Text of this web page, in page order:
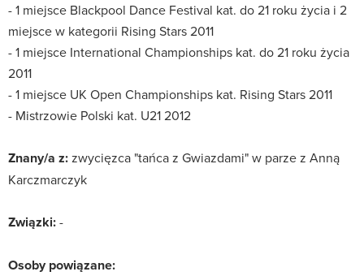
- 1 miejsce Blackpool Dance Festival kat. do 21 roku życia i 2
miejsce w kategorii Rising Stars 2011
- 1 miejsce International Championships kat. do 21 roku życia
2011
- 1 miejsce UK Open Championships kat. Rising Stars 2011
- Mistrzowie Polski kat. U21 2012
Znany/a z:zwycięzca "tańca z Gwiazdami" w parze z Anną
Karczmarczyk
Związki:-
Osoby powiązane: